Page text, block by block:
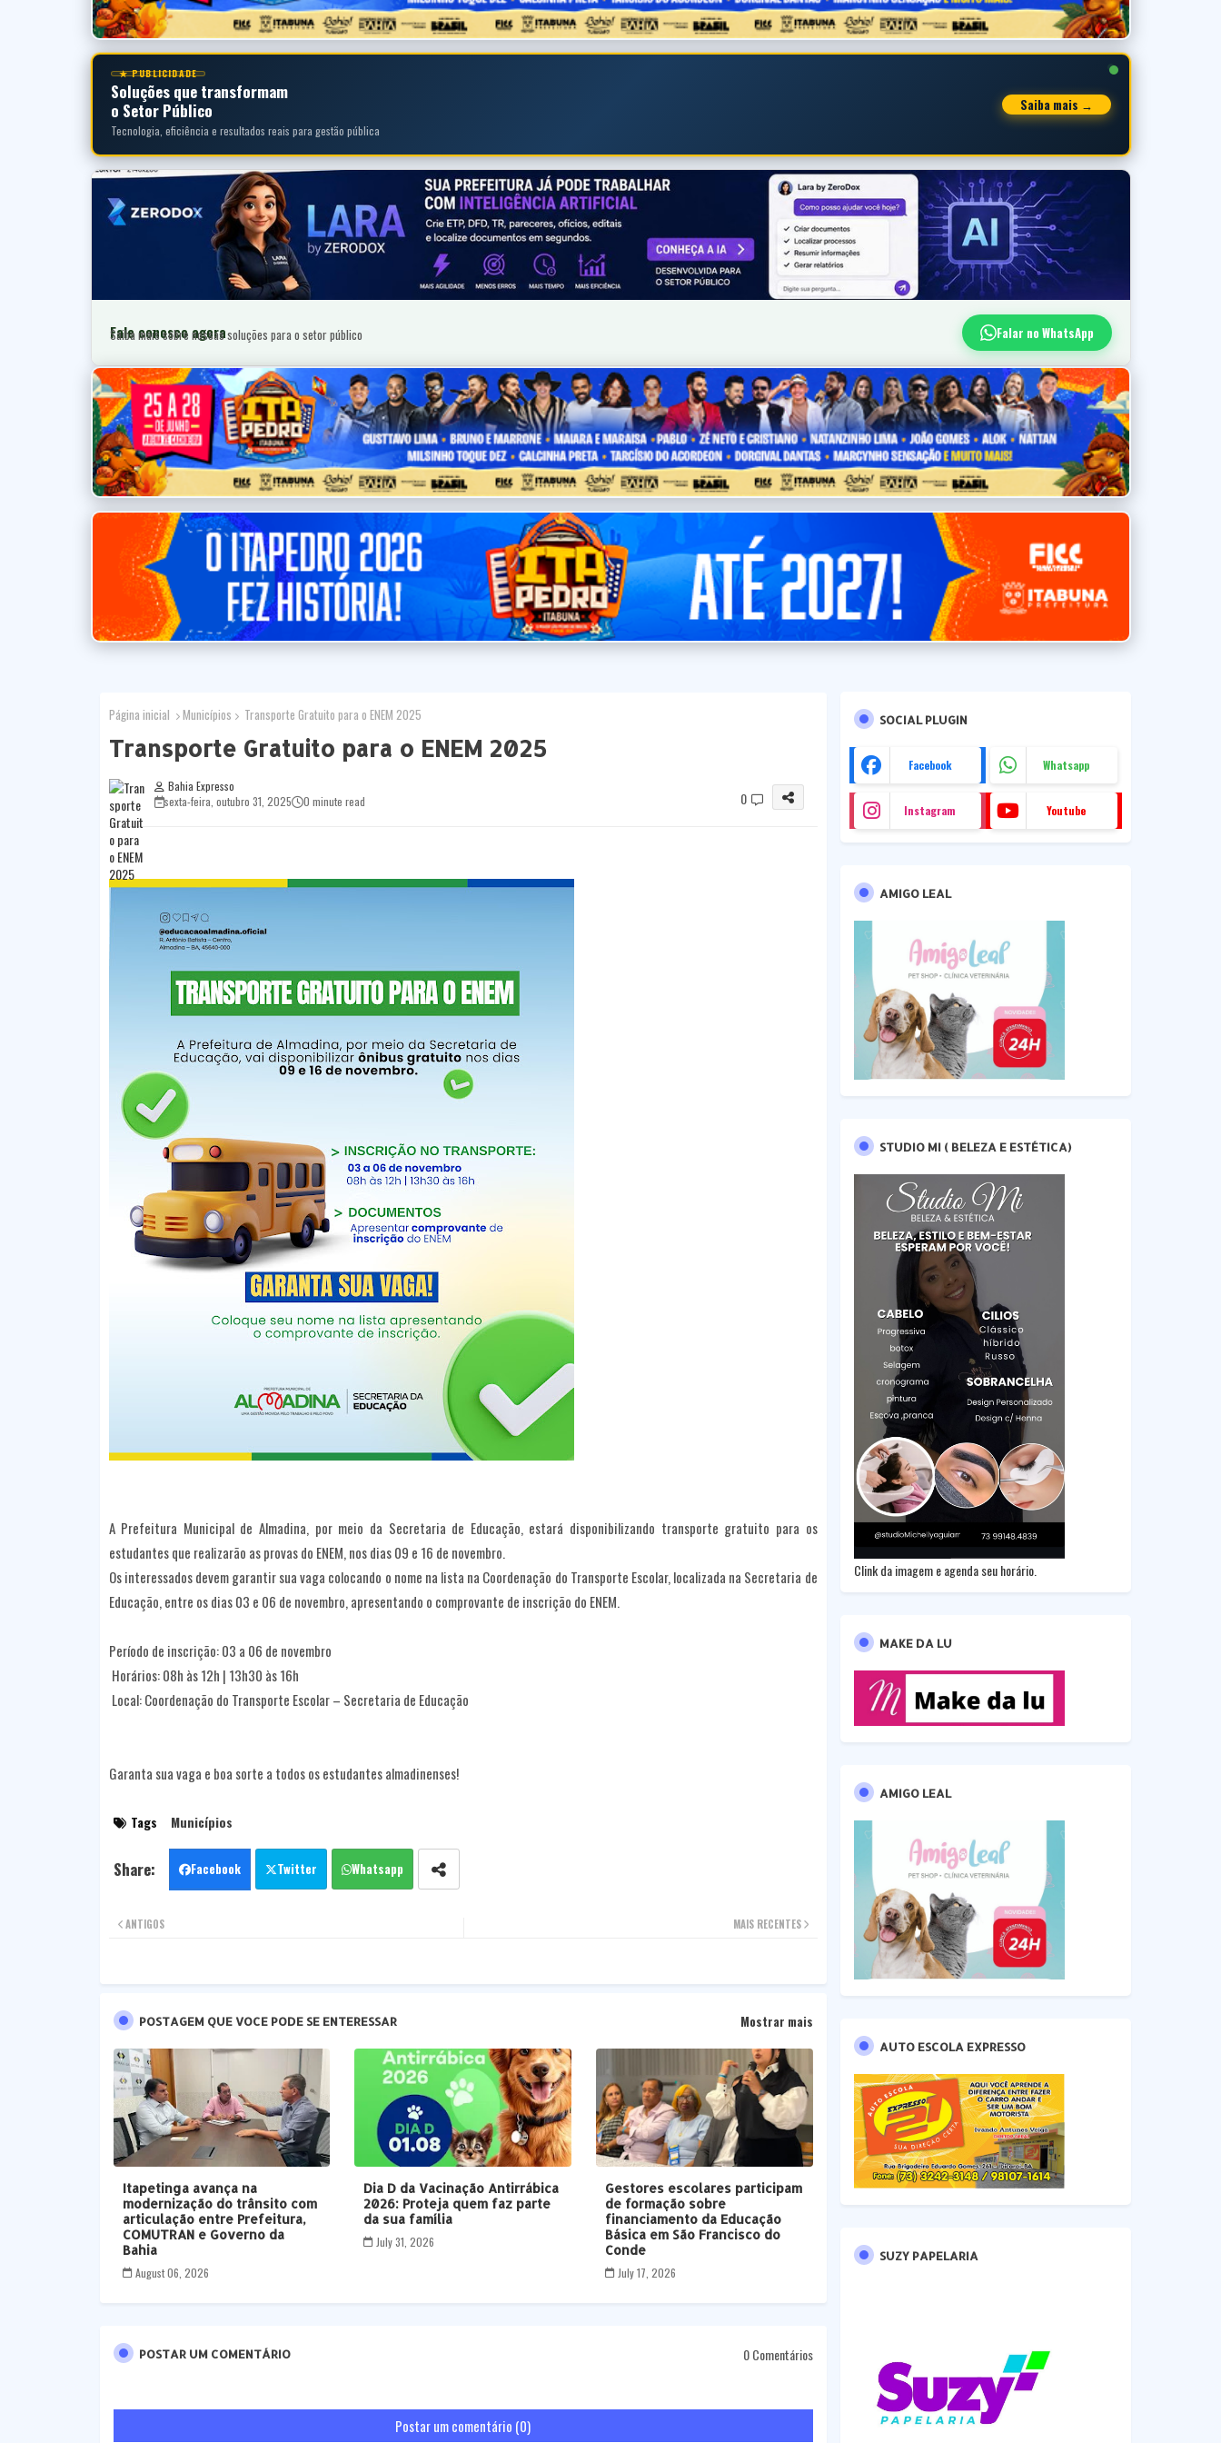
★ PUBLICIDADE
Soluções que transformam
o Setor Público
Tecnologia, eficiência e resultados reais para gestão pública
Saiba mais →
Fale conosco agora
Saiba mais sobre nossas soluções para o setor público Falar no WhatsApp
Página inicial Municípios Transporte Gratuito para o ENEM 2025
Transporte Gratuito para o ENEM 2025
Bahia Expresso
sexta-feira, outubro 31, 2025
0 minute read 0
A Prefeitura Municipal de Almadina, por meio da Secretaria de Educação, estará disponibilizando transporte gratuito para os
estudantes que realizarão as provas do ENEM, nos dias 09 e 16 de novembro.
Os interessados devem garantir sua vaga colocando o nome na lista na Coordenação do Transporte Escolar, localizada na Secretaria de
Educação, entre os dias 03 e 06 de novembro, apresentando o comprovante de inscrição do ENEM.
Período de inscrição: 03 a 06 de novembro
Horários: 08h às 12h | 13h30 às 16h
Local: Coordenação do Transporte Escolar – Secretaria de Educação
Garanta sua vaga e boa sorte a todos os estudantes almadinenses!
Tags Municípios
Facebook Twitter Whatsapp
MAIS RECENTES
ANTIGOS
POSTAGEM QUE VOCE PODE SE ENTERESSAR Mostrar mais
Itapetinga avança na
modernização do trânsito com
articulação entre Prefeitura,
COMUTRAN e Governo da
Bahia
August 06, 2026
Dia D da Vacinação Antirrábica
2026: Proteja quem faz parte
da sua família
July 31, 2026
Gestores escolares participam
de formação sobre
financiamento da Educação
Básica em São Francisco do
Conde
July 17, 2026
POSTAR UM COMENTÁRIO 0 Comentários
Postar um comentário (0)
SOCIAL PLUGIN
Facebook Whatsapp
Instagram Youtube
AMIGO LEAL
STUDIO MI ( BELEZA E ESTÉTICA)
Clink da imagem e agenda seu horário.
MAKE DA LU
AMIGO LEAL
AUTO ESCOLA EXPRESSO
SUZY PAPELARIA